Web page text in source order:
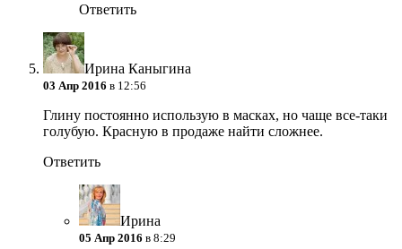
Ответить
Ирина Каныгина
03 Апр 2016 в 12:56
Глину постоянно использую в масках, но чаще все-таки
голубую. Красную в продаже найти сложнее.
Ответить
Ирина
05 Апр 2016 в 8:29